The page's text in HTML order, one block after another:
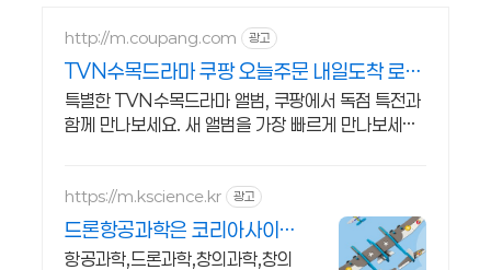
http://m.coupang.com 광고
TVN수목드라마 쿠팡 오늘주문 내일도착 로켓
배송
특별한 TVN수목드라마 앨범, 쿠팡에서 독점 특전과
함께 만나보세요. 새 앨범을 가장 빠르게 만나보세요!
https://m.kscience.kr 광고
드론항공과학은 코리아사이
언스 우주,항공과학 교구
항공과학,드론과학,창의과학,창의